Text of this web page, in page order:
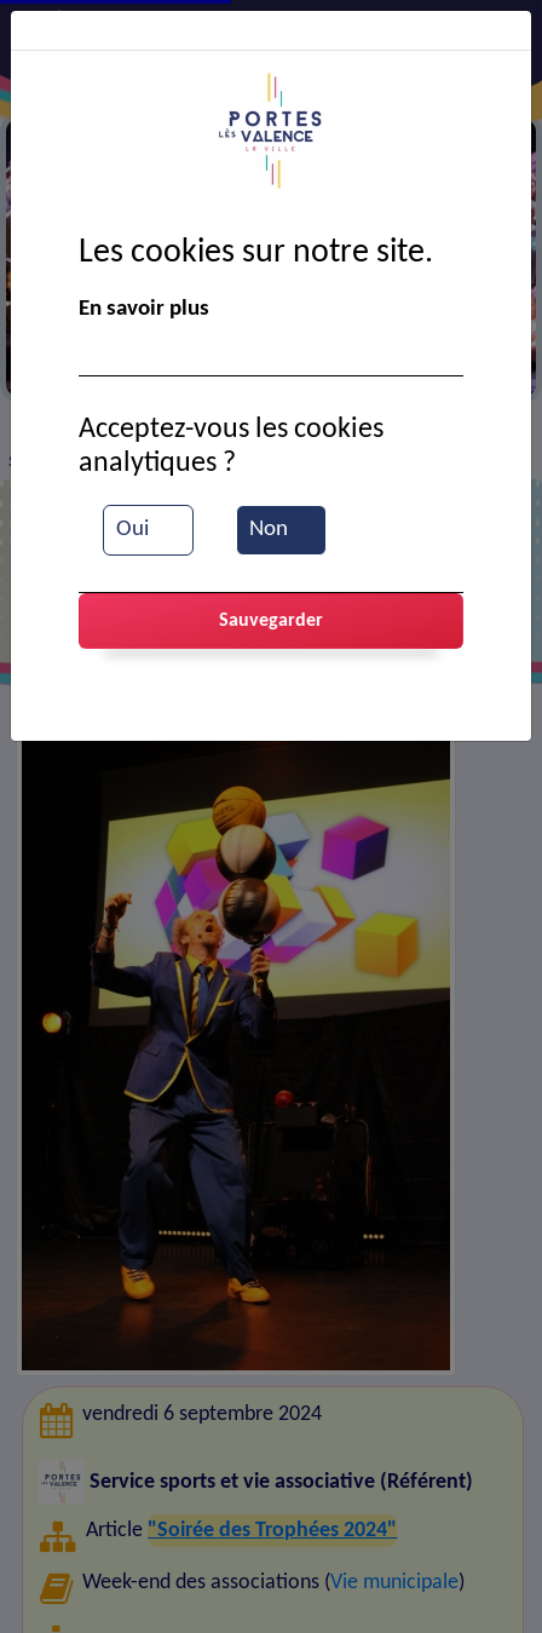
> VIE MUNICIPALE > Ressources documentaires
Soirée des Trophées 2024
vendredi 6 septembre 2024
Service sports et vie associative (Référent)
Article "Soirée des Trophées 2024"
Week-end des associations (Vie municipale)
Les cookies sur notre site.
En savoir plus
Oui Non
Acceptez-vous les cookies
analytiques ?
Sauvegarder